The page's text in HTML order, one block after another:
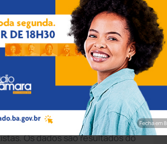
informações de 410 municípios
com atrações artísticas em
mais de R$ 615 milhões de
Os dados são resultados do
Fecha em